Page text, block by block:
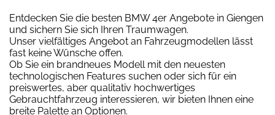
Entdecken Sie die besten BMW 4er Angebote in Giengen
und sichern Sie sich Ihren Traumwagen.
Unser vielfältiges Angebot an Fahrzeugmodellen lässt
fast keine Wünsche offen.
Ob Sie ein brandneues Modell mit den neuesten
technologischen Features suchen oder sich für ein
preiswertes, aber qualitativ hochwertiges
Gebrauchtfahrzeug interessieren, wir bieten Ihnen eine
breite Palette an Optionen.